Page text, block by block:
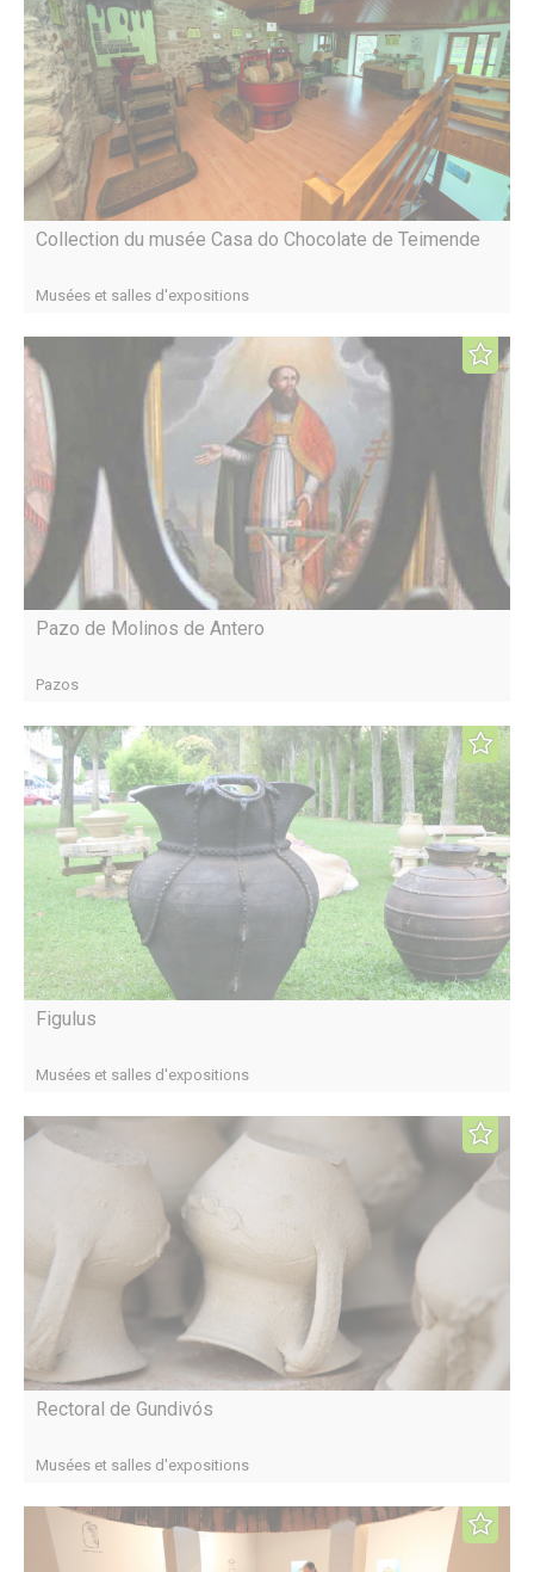
Collection du musée Casa do Chocolate de Teimende
Musées et salles d'expositions
Pazo de Molinos de Antero
Pazos
Figulus
Musées et salles d'expositions
Rectoral de Gundivós
Musées et salles d'expositions